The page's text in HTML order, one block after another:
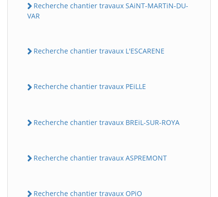
Recherche chantier travaux SAiNT-MARTiN-DU-
VAR
Recherche chantier travaux L'ESCARENE
Recherche chantier travaux PEiLLE
Recherche chantier travaux BREiL-SUR-ROYA
Recherche chantier travaux ASPREMONT
Recherche chantier travaux OPiO